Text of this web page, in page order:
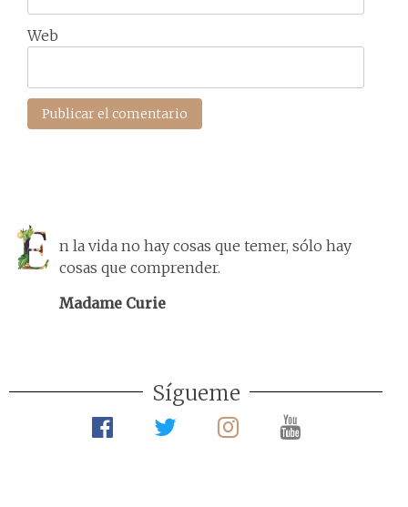
Web
n la vida no hay cosas que temer, sólo hay
cosas que comprender.
Madame Curie
Sígueme